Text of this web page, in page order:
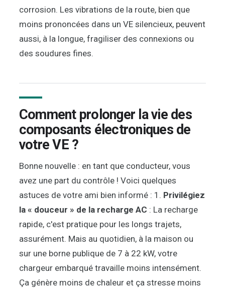
corrosion. Les vibrations de la route, bien que
moins prononcées dans un VE silencieux, peuvent
aussi, à la longue, fragiliser des connexions ou
des soudures fines.
Comment prolonger la vie des
composants électroniques de
votre VE ?
Bonne nouvelle : en tant que conducteur, vous
avez une part du contrôle ! Voici quelques
astuces de votre ami bien informé : 1. Privilégiez
la « douceur » de la recharge AC : La recharge
rapide, c'est pratique pour les longs trajets,
assurément. Mais au quotidien, à la maison ou
sur une borne publique de 7 à 22 kW, votre
chargeur embarqué travaille moins intensément.
Ça génère moins de chaleur et ça stresse moins